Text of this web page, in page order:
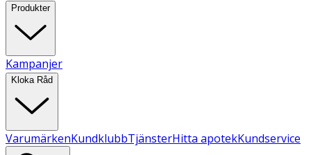
Produkter
Kampanjer
Kloka Råd
VarumärkenKundklubbTjänsterHitta apotekKundservice